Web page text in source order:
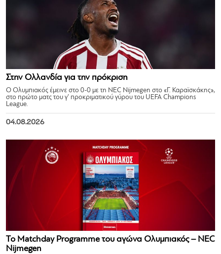
Στην Ολλανδία για την πρόκριση
Ο Ολυμπιακός έμεινε στο 0-0 με τη NEC Nijmegen στο «Γ. Καραϊσκάκης»,
στο πρώτο ματς του γ’ προκριματικού γύρου του UEFA Champions
League.
04.08.2026
Το Matchday Programme του αγώνα Ολυμπιακός – NEC
Nijmegen